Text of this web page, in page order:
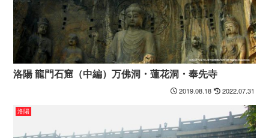
洛陽 龍門石窟（中編）万佛洞・蓮花洞・奉先寺
2019.08.18 2022.07.31
洛陽